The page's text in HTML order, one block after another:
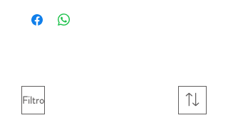
Sola de borracha natural flexível e
Filtro